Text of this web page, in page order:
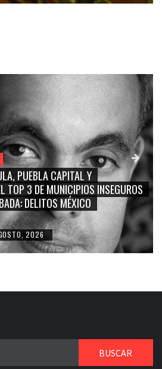
SALVATORI, SERGIO MAYER,
CORCHOLATA”, CUAUHTÉMOC
LA TRIVIALIZACIÓN Y
REPRESENTACIÓN CIUDADANA
2026